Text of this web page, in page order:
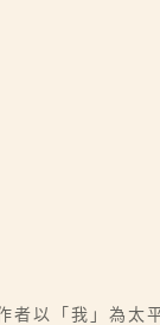
者以「我」為